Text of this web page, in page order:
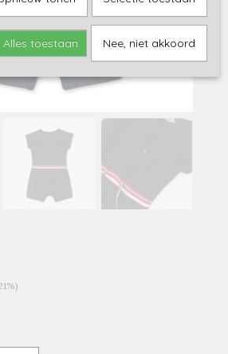
Alles toestaan Nee, niet akkoord